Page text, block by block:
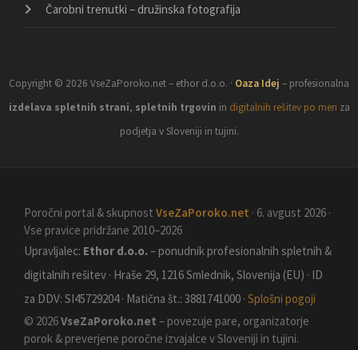
Čarobni trenutki – družinska fotografija
Copyright © 2026 VseZaPoroko.net – ethor d.o.o. · Oaza Idej – profesionalna
izdelava spletnih strani, spletnih trgovin in digitalnih rešitev po meri za
podjetja v Sloveniji in tujini.
Poročni portal & skupnost VseZaPoroko.net · 6. avgust 2026 ·
Vse pravice pridržane 2010–2026
Upravljalec: Ethor d.o.o. – ponudnik profesionalnih spletnih &
digitalnih rešitev · Hraše 29, 1216 Smlednik, Slovenija (EU) · ID
za DDV: SI45729204 · Matična št.: 3881741000 · Splošni pogoji
© 2026VseZaPoroko.net – povezuje pare, organizatorje
porok & preverjene poročne izvajalce v Sloveniji in tujini.